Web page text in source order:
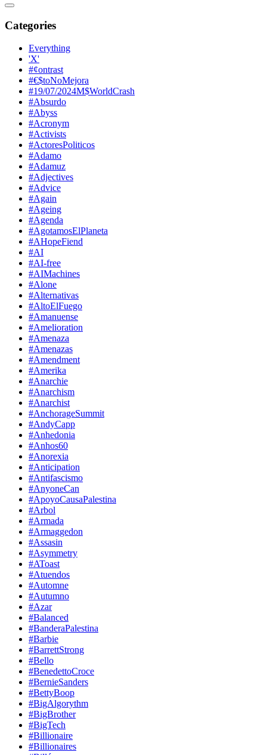
Categories
Everything
'X'
#¢ontrast
#€$toNoMejora
#19/07/2024M$WorldCrash
#Absurdo
#Abyss
#Acronym
#Activists
#ActoresPoliticos
#Adamo
#Adamuz
#Adjectives
#Advice
#Again
#Ageing
#Agenda
#AgotamosElPlaneta
#AHopeFiend
#AI
#AI-free
#AIMachines
#Alone
#Alternativas
#AltoElFuego
#Amanuense
#Amelioration
#Amenaza
#Amenazas
#Amendment
#Amerika
#Anarchie
#Anarchism
#Anarchist
#AnchorageSummit
#AndyCapp
#Anhedonia
#Anhos60
#Anorexia
#Anticipation
#Antifascismo
#AnyoneCan
#ApoyoCausaPalestina
#Arbol
#Armada
#Armaggedon
#Assasin
#Asymmetry
#AToast
#Atuendos
#Automne
#Autumno
#Azar
#Balanced
#BanderaPalestina
#Barbie
#BarrettStrong
#Bello
#BenedettoCroce
#BernieSanders
#BettyBoop
#BigAlgorythm
#BigBrother
#BigTech
#Billionaire
#Billionaires